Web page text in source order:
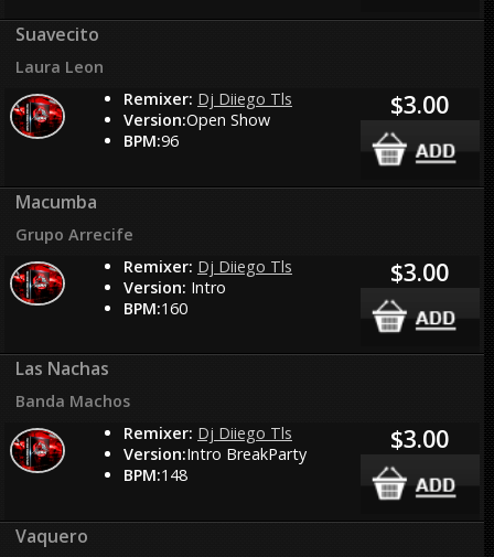
Suavecito
Laura Leon
Remixer: Dj Diiego Tls
Version:Open Show
BPM:96
$3.00
Macumba
Grupo Arrecife
Remixer: Dj Diiego Tls
Version: Intro
BPM:160
$3.00
Las Nachas
Banda Machos
Remixer: Dj Diiego Tls
Version:Intro BreakParty
BPM:148
$3.00
Vaquero